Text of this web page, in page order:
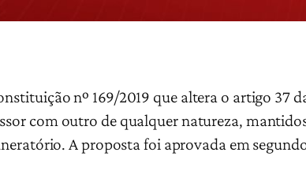
nº 169/2019 que altera o artigo 37
com outro de qualquer natureza,
A proposta foi aprovada em